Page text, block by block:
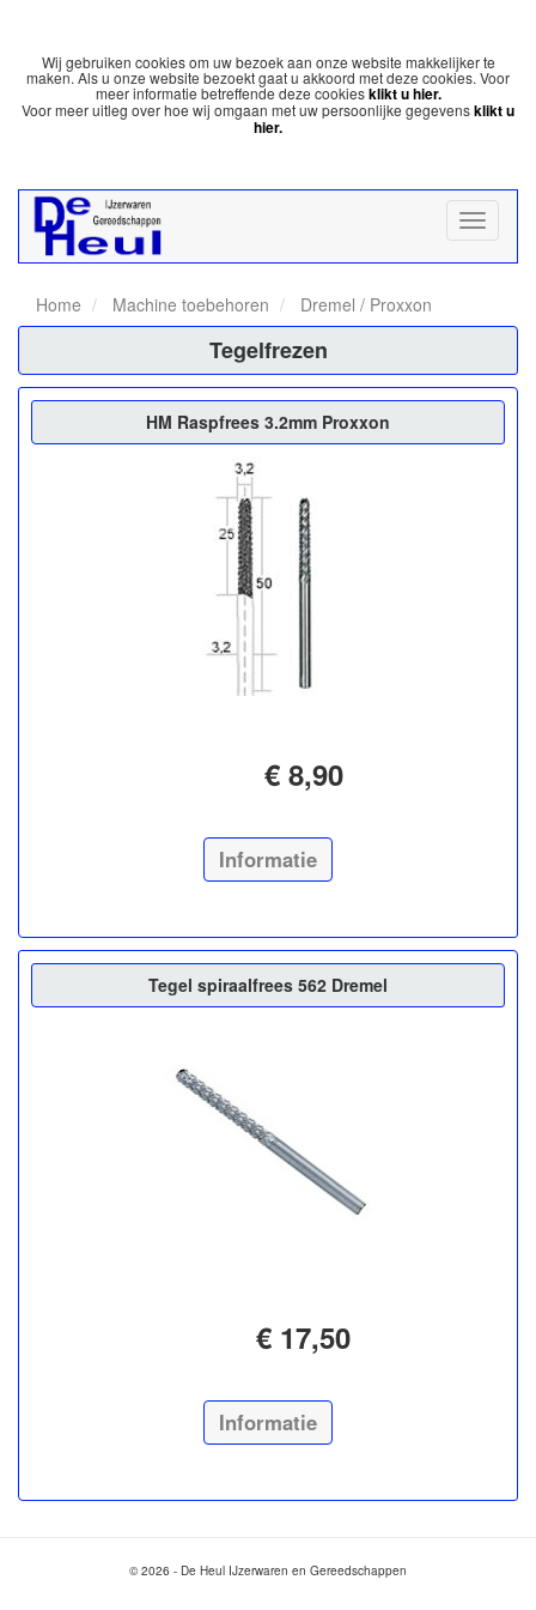
Wij gebruiken cookies om uw bezoek aan onze website makkelijker te
maken. Als u onze website bezoekt gaat u akkoord met deze cookies. Voor
meer informatie betreffende deze cookiesklikt u hier.
Voor meer uitleg over hoe wij omgaan met uw persoonlijke gegevensklikt u
hier.
Home Machine toebehoren Dremel / Proxxon
Tegelfrezen
HM Raspfrees 3.2mm Proxxon
€ 8,90
Informatie
Tegel spiraalfrees 562 Dremel
€ 17,50
Informatie
© 2026 - De Heul IJzerwaren en Gereedschappen